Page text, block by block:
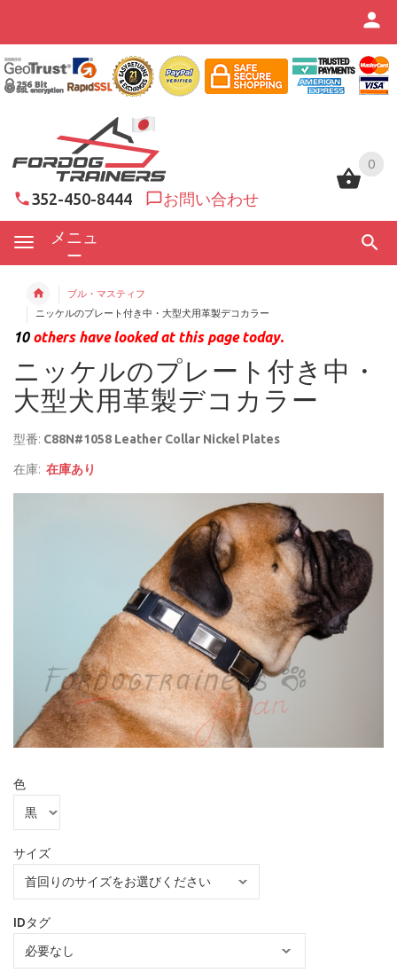
0
352-450-8444 お問い合わせ
メニュ
ー
0
ブル・マスティフ
ニッケルのプレート付き中・大型犬用革製デコカラー
10others have looked at this page today.
ニッケルのプレート付き中・
大型犬用革製デコカラー
型番: C88N#1058 Leather Collar Nickel Plates
在庫: 在庫あり
色
サイズ
IDタグ